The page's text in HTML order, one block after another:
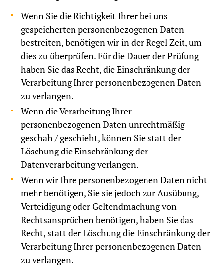
Wenn Sie die Richtigkeit Ihrer bei uns
gespeicherten personenbezogenen Daten
bestreiten, benötigen wir in der Regel Zeit, um
dies zu überprüfen. Für die Dauer der Prüfung
haben Sie das Recht, die Einschränkung der
Verarbeitung Ihrer personenbezogenen Daten
zu verlangen.
Wenn die Verarbeitung Ihrer
personenbezogenen Daten unrechtmäßig
geschah / geschieht, können Sie statt der
Löschung die Einschränkung der
Datenverarbeitung verlangen.
Wenn wir Ihre personenbezogenen Daten nicht
mehr benötigen, Sie sie jedoch zur Ausübung,
Verteidigung oder Geltendmachung von
Rechtsansprüchen benötigen, haben Sie das
Recht, statt der Löschung die Einschränkung der
Verarbeitung Ihrer personenbezogenen Daten
zu verlangen.